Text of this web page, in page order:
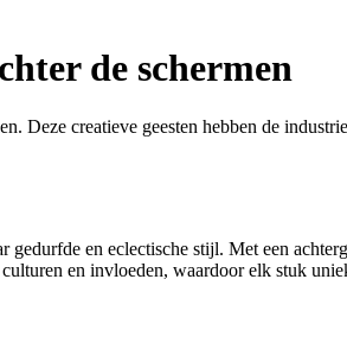
de schermen
Deze creatieve geesten hebben de
en eclectische stijl. Met een
en invloeden, waardoor elk stuk